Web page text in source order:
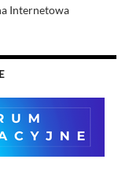
Internetowa